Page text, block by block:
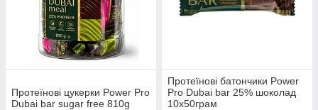
Протеїнові цукерки Power Pro
Dubai bar sugar free 810g
Протеїнові батончики Power
Pro Dubai bar 25% шоколад
10х50грам